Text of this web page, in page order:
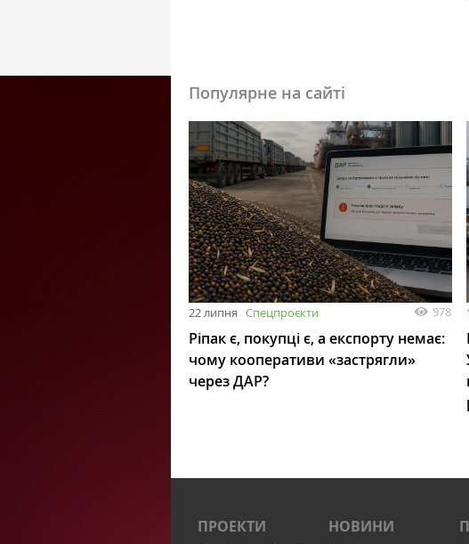
Популярне на сайті
22 липня Спецпроєкти 978
Ріпак є, покупці є, а експорту немає:
чому кооперативи «застрягли»
через ДАР?
ПРОЕКТИ НОВИНИ